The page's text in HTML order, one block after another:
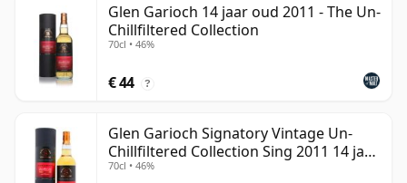
Glen Garioch 14 jaar oud 2011 - The Un-
Chillfiltered Collection
70cl • 46%
€ 44 ?
Glen Garioch Signatory Vintage Un-
Chillfiltered Collection Sing 2011 14 jaar
oud
70cl • 46%